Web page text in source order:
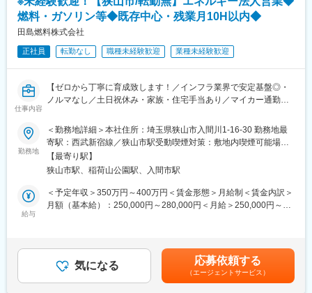
て、大手電機メーカーでは叶わない顧客の要望にきめ細かく対応
した商品のご提案・アフターフォローが可能です。
全国のマンション・戸建て・店舗などで当社の製品が使われてお
り、電気の安全利用に貢献しています。
＜社外業務＞
・電材商社やその先の工事事業者向けの商品PR・営業活動
・納入現場への立ち合い
外回りをする社員が多いです。
■営業スタイルについて
長くお取引のある顧客への完全ルート営業となります。
基本的に都道府県ごとのお客様をメインとしており、出張はほぼ
担当顧客数：1人当たり20～30社程度です。
※将来的な業務の変更の範囲：会社の定める業務となります。
キャリアアップを見据え、他部署へのチャレンジも可能です。
■研修体制
製品の見方、図面の見方、業務の端末操作から丁寧にフォローし
■ライフサポート休暇を入社時に30日付与！
有休・各種休暇とは別に、子育ての行事・ボランティア活動等に
使える休暇です。消化しきれていない有休はライフサポート休暇
燃料・ガソリン等◆既存中心・残業月10H以内◆
田島燃料株式会社
正社員 転勤なし 職種未経験歓迎 業種未経験歓迎
仕事内容
【ゼロから丁寧に育成致します！／インフラ業界で安定基盤◎・
ノルマなし／土日祝休み・家族・住宅手当あり／マイカー通勤
■募集背景：
・継続的なサービスの提供と更なるお客様満足度の向上のため営
業部の社員を増員いたします。
■担当業務詳細：
ガソリンスタンドや、燃料を提供している企業様へ訪問し、ご要
望のお伺いやサービスのご提案を行っていただきます。
適な燃料プランの提案
・受注から納品までのタンクローリー手配やフォローアップ
※担当エリア：狭山・所沢・入間周辺のお客様を訪問いただきま
勤務地
＜勤務地詳細＞本社住所：埼玉県狭山市入間川1-16-30 勤務地最
寄駅：西武新宿線／狭山市駅受動喫煙対策：敷地内喫煙可能場所
あり
【最寄り駅】
狭山市駅、稲荷山公園駅、入間市駅
給与
＜予定年収＞350万円～400万円＜賃金形態＞月給制＜賃金内訳＞
月額（基本給）：250,000円～280,000円＜月給＞250,000円～
す。賃金はあくまでも目安の金額であり、選考を通じて上下する
可能性があります。月給(月額)は固定手当を含めた表記です。
気になる 応募依頼する
（エージェントサービス）